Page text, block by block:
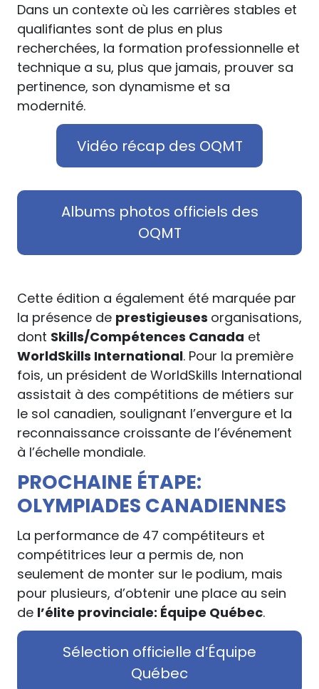
Dans un contexte où les carrières stables et
qualifiantes sont de plus en plus
recherchées, la formation professionnelle et
technique a su, plus que jamais, prouver sa
pertinence, son dynamisme et sa
modernité.
Vidéo récap des OQMT
Albums photos officiels des
OQMT
Cette édition a également été marquée par
la présence de prestigieuses organisations,
dont Skills/Compétences Canada et
WorldSkills International. Pour la première
fois, un président de WorldSkills International
assistait à des compétitions de métiers sur
le sol canadien, soulignant l’envergure et la
reconnaissance croissante de l’événement
à l’échelle mondiale.
PROCHAINE ÉTAPE:
OLYMPIADES CANADIENNES
La performance de 47 compétiteurs et
compétitrices leur a permis de, non
seulement de monter sur le podium, mais
pour plusieurs, d’obtenir une place au sein
de l’élite provinciale: Équipe Québec.
Sélection officielle d’Équipe
Québec